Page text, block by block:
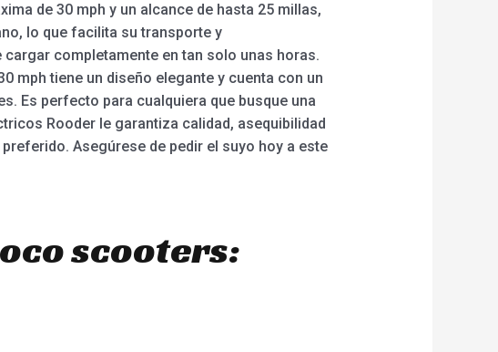
de 30 mph y un alcance de hasta 25 millas,
lo que facilita su transporte y
completamente en tan solo unas horas.
mph tiene un diseño elegante y cuenta con un
Es perfecto para cualquiera que busque una
Rooder le garantiza calidad, asequibilidad
Asegúrese de pedir el suyo hoy a este
scooters: